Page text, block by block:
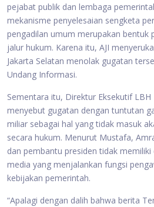
pejabat publik dan lembaga
mekanisme penyelesaian sengketa
pengadilan umum merupakan bentuk
jalur hukum. Karena itu, AJI
Jakarta Selatan menolak gugatan
Undang Informasi.
Sementara itu, Direktur Eksekutif
menyebut gugatan dengan tuntutan
miliar sebagai hal yang tidak masuk
secara hukum. Menurut Mustafa,
dan pembantu presiden tidak
media yang menjalankan fungsi
kebijakan pemerintah.
“Apalagi dengan dalih bahwa berita